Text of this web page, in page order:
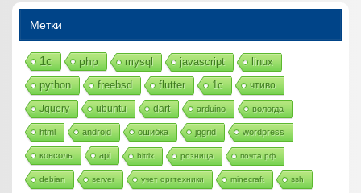
Метки
1с php mysql javascript linux
python freebsd flutter 1c чтиво
Jquery ubuntu dart arduino вологда
html android ошибка jqgrid wordpress
консоль api bitrix розница почта рф
debian server учет оргтехники minecraft ssh